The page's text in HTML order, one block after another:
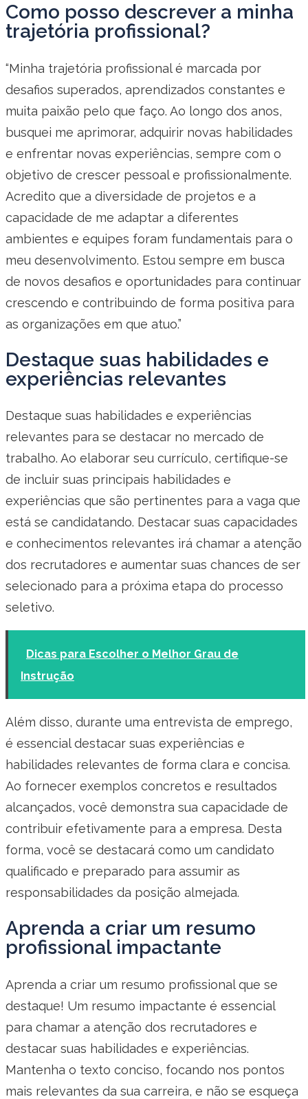
Como posso descrever a minha
trajetória profissional?
“Minha trajetória profissional é marcada por
desafios superados, aprendizados constantes e
muita paixão pelo que faço. Ao longo dos anos,
busquei me aprimorar, adquirir novas habilidades
e enfrentar novas experiências, sempre com o
objetivo de crescer pessoal e profissionalmente.
Acredito que a diversidade de projetos e a
capacidade de me adaptar a diferentes
ambientes e equipes foram fundamentais para o
meu desenvolvimento. Estou sempre em busca
de novos desafios e oportunidades para continuar
crescendo e contribuindo de forma positiva para
as organizações em que atuo.”
Destaque suas habilidades e
experiências relevantes
Destaque suas habilidades e experiências
relevantes para se destacar no mercado de
trabalho. Ao elaborar seu currículo, certifique-se
de incluir suas principais habilidades e
experiências que são pertinentes para a vaga que
está se candidatando. Destacar suas capacidades
e conhecimentos relevantes irá chamar a atenção
dos recrutadores e aumentar suas chances de ser
selecionado para a próxima etapa do processo
seletivo.
Dicas para Escolher o Melhor Grau de
Instrução
Além disso, durante uma entrevista de emprego,
é essencial destacar suas experiências e
habilidades relevantes de forma clara e concisa.
Ao fornecer exemplos concretos e resultados
alcançados, você demonstra sua capacidade de
contribuir efetivamente para a empresa. Desta
forma, você se destacará como um candidato
qualificado e preparado para assumir as
responsabilidades da posição almejada.
Aprenda a criar um resumo
profissional impactante
Aprenda a criar um resumo profissional que se
destaque! Um resumo impactante é essencial
para chamar a atenção dos recrutadores e
destacar suas habilidades e experiências.
Mantenha o texto conciso, focando nos pontos
mais relevantes da sua carreira, e não se esqueça